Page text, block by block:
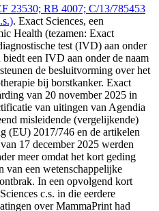
23530; RB 4007; C/13/785453
. Exact Sciences, een
Health (tezamen: Exact
test (IVD) aan onder
een IVD aan onder de naam
de besluitvorming over het
bij borstkanker. Exact
van 20 november 2025 in
van uitingen van Agendia
misleidende (vergelijkende)
(EU) 2017/746 en de artikelen
17 december 2025 werden
meer omdat het kort geding
van een wetenschappelijke
In een opvolgend kort
c.s. in die eerdere
over MammaPrint had